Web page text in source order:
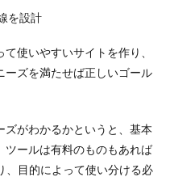
を設計
使いやすいサイトを作り、
ーズを満たせば正しいゴール
ズがわかるかというと、基本
ツールは有料のものもあれば
、目的によって使い分ける必